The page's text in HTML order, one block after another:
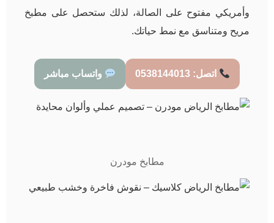
وأمريكي مفتوح على الصالة، لذلك ستحصل على مطبخ
مريح ومتناسق مع نمط حياتك.
اتصل: 0538144013 واتساب مباشر
مطابخ مودرن